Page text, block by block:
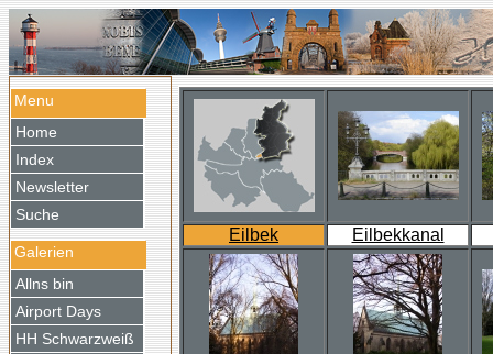
Menu
Home
Index
Newsletter
Suche
Galerien
Allns bin
Airport Days
HH Schwarzweiß
Eilbek Eilbekkanal